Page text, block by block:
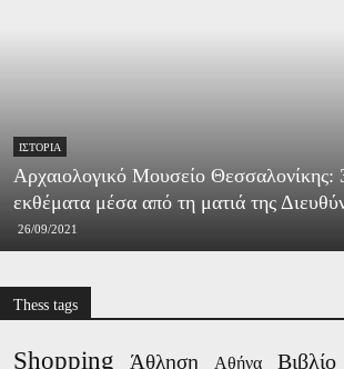
ΙΣΤΟΡΊΑ
Αρχαιολογικό Μουσείο Θεσσαλονίκης:
εκθέματα μέσα από τη ματιά της
26/09/2021
Thess tags
Shopping Άθληση Αθήνα Βιβλίο